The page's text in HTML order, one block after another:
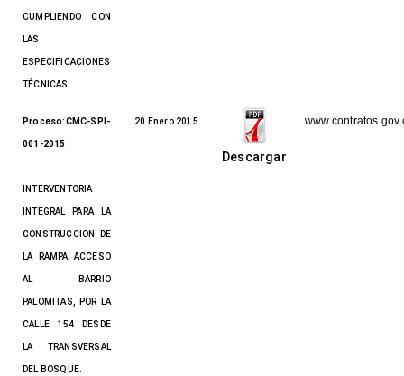
CUMPLIENDO CON
LAS
ESPECIFICACIONES
TÉCNICAS.
Proceso:CMC-SPI-
001-2015
INTERVENTORIA
INTEGRAL PARA LA
CONSTRUCCION DE
LA RAMPA ACCESO
AL BARRIO
PALOMITAS, POR LA
CALLE 154 DESDE
LA TRANSVERSAL
DEL BOSQUE.
20 Enero 2015
Descargar